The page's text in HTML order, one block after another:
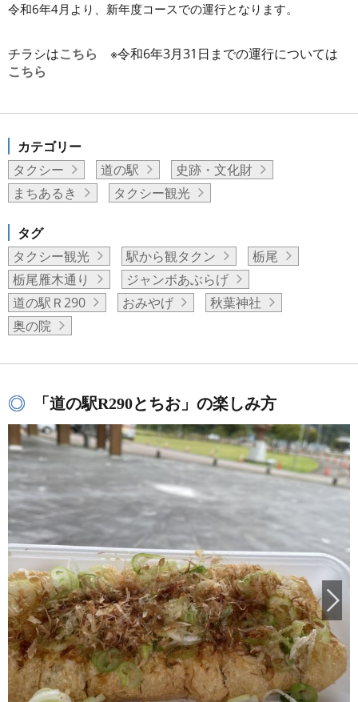
令和6年4月より、新年度コースでの運行となります。
チラシはこちら ※令和6年3月31日までの運行については
こちら
カテゴリー
タクシー
道の駅
史跡・文化財
まちあるき
タクシー観光
タグ
タクシー観光
駅から観タクン
栃尾
栃尾雁木通り
ジャンボあぶらげ
道の駅Ｒ290
おみやげ
秋葉神社
奥の院
「道の駅R290とちお」の楽しみ方